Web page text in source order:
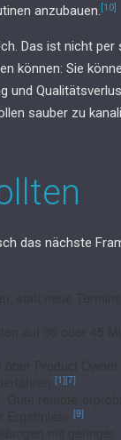
anzubauen. [10]
Das ist nicht per
können: Sie
und
sauber zu
das nächste
[1][7]
Ergebnisse.[9]